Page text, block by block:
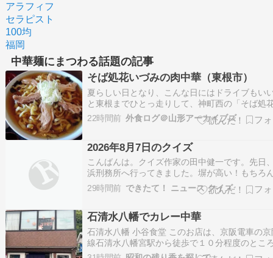
アラフィフ
セラピスト
100均
福岡
中華麺にまつわる話題の記事
そば処花いづみの肉中華（東根市）
夏らしい日となり、こんな日にはドライブもい
と東根までひとっ走りして、神町西の「そば処
づみ」を初訪店しました。 過去を振り返れば、
はかつて「そば処神楽」があったところ。そこ
仙」という店をやっていた人が開いた店です。
22時間前 外食ログ＠山形アーカイブズ
2026年8月7日のクイズ
こんばんは。クイズ作家の田中健一です。先日
浜刑務所へ行ってきました。塀が高い！もちろ
何か悪いことをしてしまったり、身内が入った
していません。 すべては「横浜刑務所で作った
ら、めちゃくちゃ美味しかったので、次の矯正
で…
29時間前 できたて！ ニュース クイズ
石清水八幡でカレー中華
石清水八幡 小谷食堂 このお店は、京阪電車の京
線石清水八幡宮駅から徒歩で１０分程度のとこ
あります。 位置的には、お店の真後ろの山の上